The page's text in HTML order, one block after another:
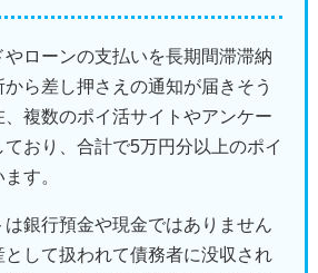
やローンの支払いを長期間滞滞納
から差し押さえの通知が届きそう
複数のポイ活サイトやアンケー
ており、合計で5万円分以上のポイ
す。
は銀行預金や現金ではありません
として扱われて債務者に没収され